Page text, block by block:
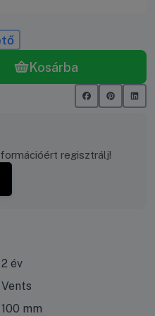
Kosárba
regisztrálj!
2 év
Vents
100 mm